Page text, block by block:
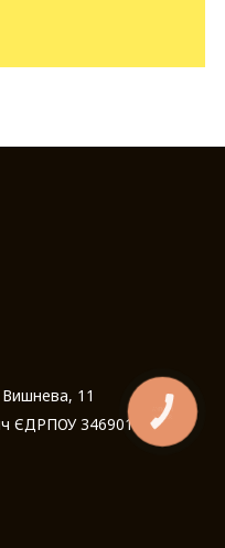
Вишнева, 11
ЄДРПОУ 3469014097
КНОПКА
ЗВ'ЯЗКУ